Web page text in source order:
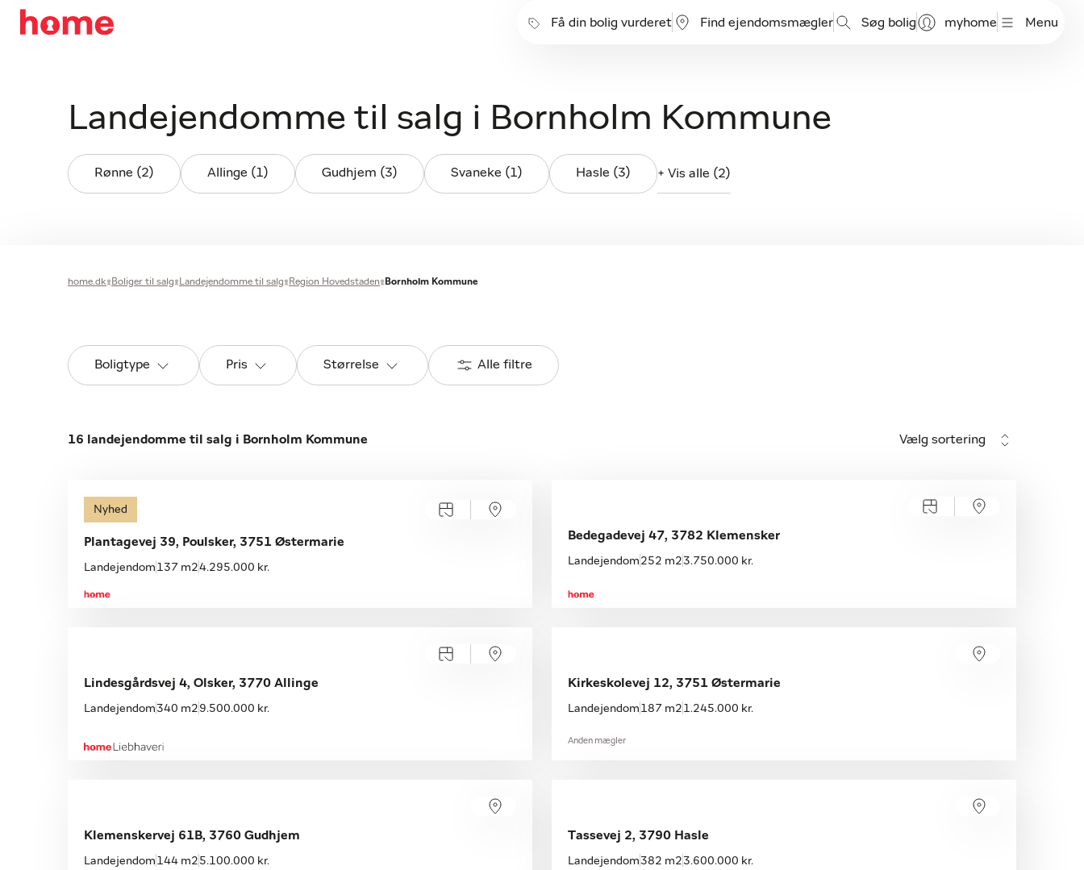
Få din bolig vurderet Find ejendomsmægler Søg bolig myhome Menu
Landejendomme til salg i Bornholm Kommune
Rønne (2) Allinge (1) Gudhjem (3) Svaneke (1) Hasle (3) + Vis alle (2)
home.dk Boliger til salg Landejendomme til salg Region Hovedstaden Bornholm Kommune
Boligtype Pris Størrelse Alle filtre
16 landejendomme til salg i Bornholm Kommune Vælg sortering
Nyhed
Plantagevej 39, Poulsker, 3751 Østermarie
Landejendom 137 m24.295.000 kr.
Bedegadevej 47, 3782 Klemensker
Landejendom 252 m2 3.750.000 kr.
Lindesgårdsvej 4, Olsker, 3770 Allinge
Landejendom 340 m2 9.500.000 kr.
Kirkeskolevej 12, 3751 Østermarie
Landejendom 187 m2 1.245.000 kr.
Anden mægler
Klemenskervej 61B, 3760 Gudhjem
Landejendom 144 m2 5.100.000 kr.
Tassevej 2, 3790 Hasle
Landejendom 382 m2 3.600.000 kr.